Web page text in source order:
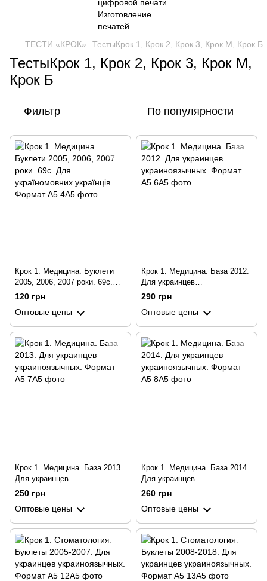
ТЕСТИ «КРОК» ТестыКрок 1, Крок 2, Крок 3, Крок М, Крок Б
ТестыКрок 1, Крок 2, Крок 3, Крок М,
Крок Б
Фильтр По популярности
Крок 1. Медицина. Буклети
2005, 2006, 2007 роки. 69с.
Для україномовних українців.
Формат А5
120 грн
Оптовые цены
Крок 1. Медицина. База 2012.
Для украинцев
украиноязычных. Формат А5
290 грн
Оптовые цены
Крок 1. Медицина. База 2013.
Для украинцев
украиноязычных. Формат А5
250 грн
Оптовые цены
Крок 1. Медицина. База 2014.
Для украинцев
украиноязычных. Формат А5
260 грн
Оптовые цены